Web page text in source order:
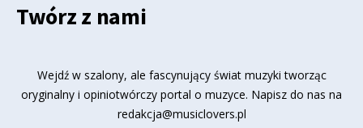
Twórz z nami
Wejdź w szalony, ale fascynujący świat muzyki tworząc
oryginalny i opiniotwórczy portal o muzyce. Napisz do nas na
redakcja@musiclovers.pl